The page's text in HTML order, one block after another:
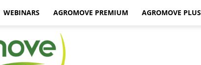
WEBINARS AGROMOVE PREMIUM AGROMOVE PLUS